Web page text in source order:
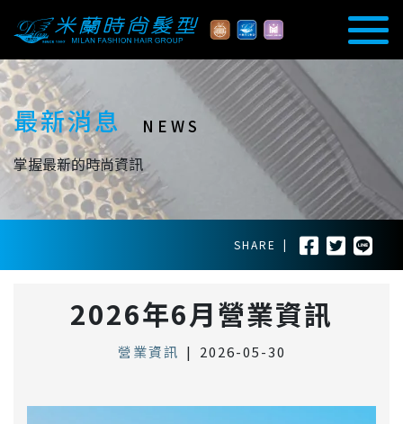
最新消息 NEWS
掌握最新的時尚資訊
SHARE |
2026年6月營業資訊
營業資訊 | 2026-05-30